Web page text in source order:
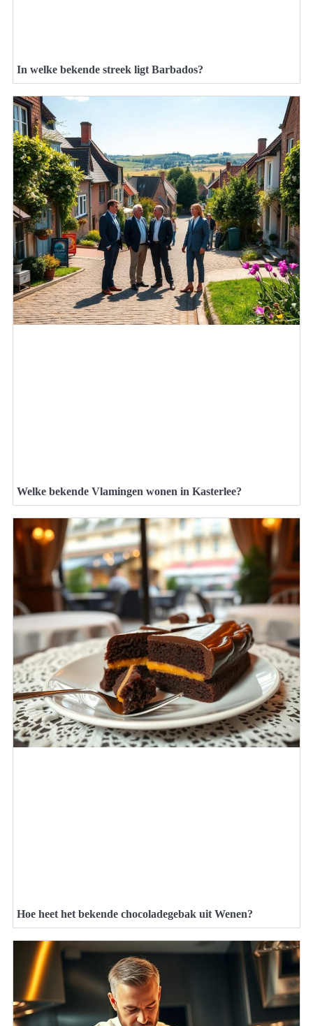
In welke bekende streek ligt Barbados?
Welke bekende Vlamingen wonen in Kasterlee?
Hoe heet het bekende chocoladegebak uit Wenen?